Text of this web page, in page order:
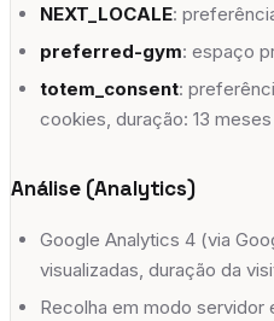
adultsescalade yogafitness+8
Vevey
Avenue Général-Guisan 60,
NEXT_LOCALE:
preferred-gym: espaço
totem_consent:
cookies, duração: 13 meses
Análise (Analytics)
Google Analytics 4 (via
visualizadas, duração da
Recolha em modo servidor